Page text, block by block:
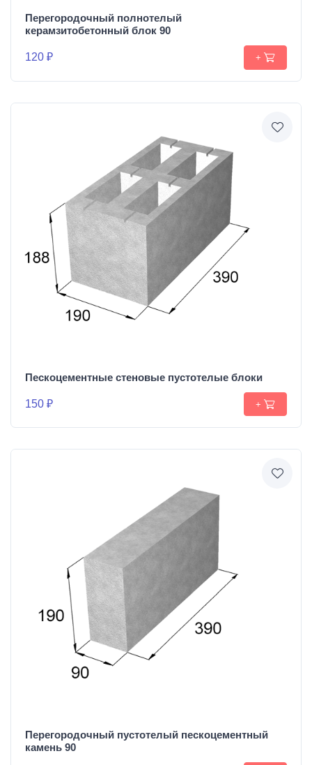
Перегородочный полнотелый
керамзитобетонный блок 90
120 ₽ +
Пескоцементные стеновые пустотелые блоки
150 ₽ +
Перегородочный пустотелый пескоцементный
камень 90